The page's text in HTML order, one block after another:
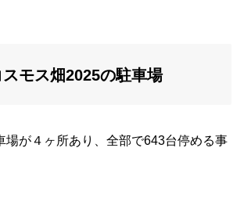
モス畑2025の駐車場
場が４ヶ所あり、全部で643台停める事